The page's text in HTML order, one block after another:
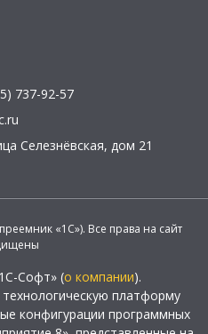
737-92-57
Селезнёвская, дом 21
«1С»). Все права на сайт
Софт» (о компании).
платформу
конфигурации программных